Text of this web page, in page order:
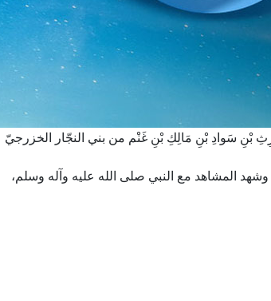
بْنِ سَوادِ بْنِ مَالِكِ بْنِ غَنْم من بني النجّار الخزرجيّ
المشاهد مع النبي صلى الله عليه وآله وسلم،